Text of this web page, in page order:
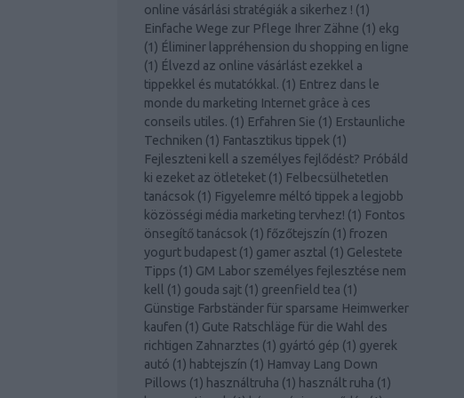
online vásárlási stratégiák a sikerhez ! (1)
Einfache Wege zur Pflege Ihrer Zähne (1) ekg
(1) Éliminer lappréhension du shopping en ligne
(1) Élvezd az online vásárlást ezekkel a
tippekkel és mutatókkal. (1) Entrez dans le
monde du marketing Internet grâce à ces
conseils utiles. (1) Erfahren Sie (1) Erstaunliche
Techniken (1) Fantasztikus tippek (1)
Fejleszteni kell a személyes fejlődést? Próbáld
ki ezeket az ötleteket (1) Felbecsülhetetlen
tanácsok (1) Figyelemre méltó tippek a legjobb
közösségi média marketing tervhez! (1) Fontos
önsegítő tanácsok (1) főzőtejszín (1) frozen
yogurt budapest (1) gamer asztal (1) Gelestete
Tipps (1) GM Labor személyes fejlesztése nem
kell (1) gouda sajt (1) greenfield tea (1)
Günstige Farbständer für sparsame Heimwerker
kaufen (1) Gute Ratschläge für die Wahl des
richtigen Zahnarztes (1) gyártó gép (1) gyerek
autó (1) habtejszín (1) Hamvay Lang Down
Pillows (1) használtruha (1) használt ruha (1)